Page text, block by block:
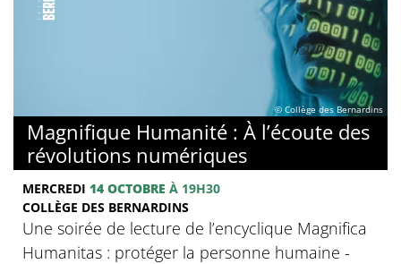
© Collège des Bernardins
Magnifique Humanité : À l’écoute des
révolutions numériques
MERCREDI 14 OCTOBRE À 19H30
COLLÈGE DES BERNARDINS
Une soirée de lecture de l’encyclique Magnifica
Humanitas : protéger la personne humaine -